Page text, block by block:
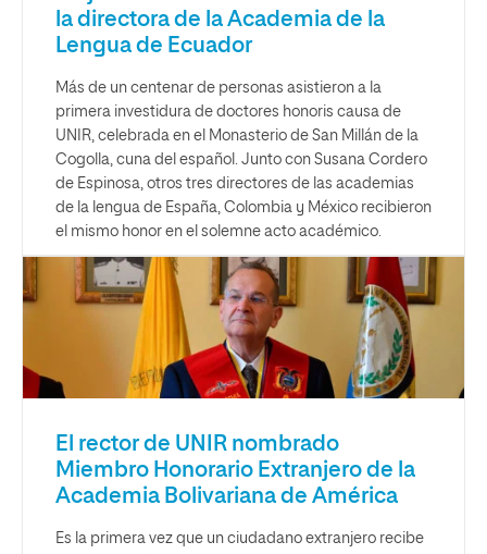
la directora de la Academia de la
Lengua de Ecuador
Más de un centenar de personas asistieron a la
primera investidura de doctores honoris causa de
UNIR, celebrada en el Monasterio de San Millán de la
Cogolla, cuna del español. Junto con Susana Cordero
de Espinosa, otros tres directores de las academias
de la lengua de España, Colombia y México recibieron
el mismo honor en el solemne acto académico.
El rector de UNIR nombrado
Miembro Honorario Extranjero de la
Academia Bolivariana de América
Es la primera vez que un ciudadano extranjero recibe